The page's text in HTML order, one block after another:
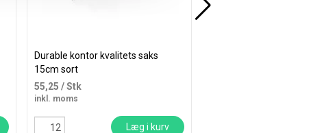
Durable kontor kvalitets saks
15cm sort
55,25 / Stk
inkl. moms
Læg i kurv